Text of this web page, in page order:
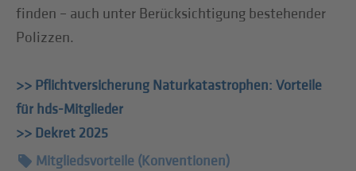
finden – auch unter Berücksichtigung bestehender
Polizzen.
>> Pflichtversicherung Naturkatastrophen: Vorteile
für hds-Mitglieder
>> Dekret 2025
Mitgliedsvorteile (Konventionen)